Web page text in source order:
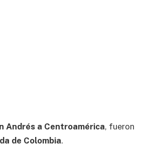
Andrés a Centroamérica, fueron
de Colombia.